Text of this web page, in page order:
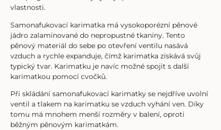
vlastnosti.
Samonafukovací karimatka má vysokoporézní pěnové
jádro zalaminované do nepropustné tkaniny. Tento
pěnový materiál do sebe po otevření ventilu nasává
vzduch a rychle expanduje, čímž karimatka získává svůj
typický tvar. Karimatku je navíc možné spojit s další
karimatkou pomocí cvočků.
Při skládání samonafukovací karimatky se nejdříve uvolní
ventil a tlakem na karimatku se vzduch vyhání ven. Díky
tomu má mnohem menší rozměry v balení, oproti
běžným pěnovým karimatkám.